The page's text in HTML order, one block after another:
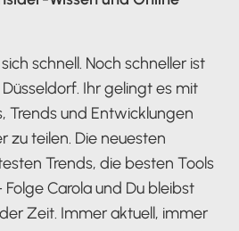
schnell. Noch schneller ist
Ihr gelingt es mit
Trends und Entwicklungen
zu teilen. Die neuesten
Trends, die besten Tools
Carola und Du bleibst
Zeit. Immer aktuell, immer